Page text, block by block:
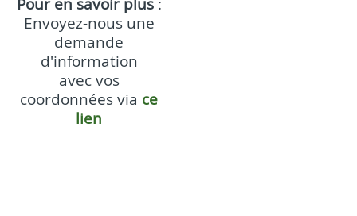
Envoyez-nous une
demande
d'information
avec vos
coordonnées via ce
lien